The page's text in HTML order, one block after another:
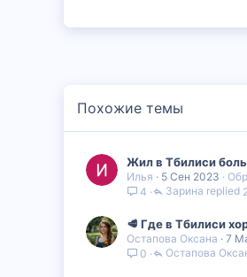
Похожие темы
Жил в Тбилиси
Илья 5 Сен 2023
4
Зарина
🥩 Где в Тбилиси
Остапова Оксана 7
0
Остапова